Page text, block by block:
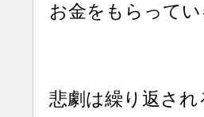
お金をもらってい
悲劇は繰り返さ